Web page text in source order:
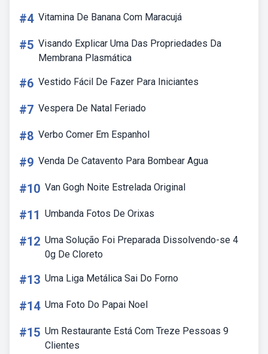
#4 Vitamina De Banana Com Maracujá
#5 Visando Explicar Uma Das Propriedades Da
Membrana Plasmática
#6 Vestido Fácil De Fazer Para Iniciantes
#7 Vespera De Natal Feriado
#8 Verbo Comer Em Espanhol
#9 Venda De Catavento Para Bombear Agua
#10 Van Gogh Noite Estrelada Original
#11 Umbanda Fotos De Orixas
#12 Uma Solução Foi Preparada Dissolvendo-se 4
0g De Cloreto
#13 Uma Liga Metálica Sai Do Forno
#14 Uma Foto Do Papai Noel
#15 Um Restaurante Está Com Treze Pessoas 9
Clientes